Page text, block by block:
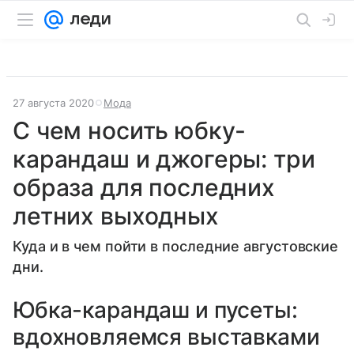
27 августа 2020 Мода
С чем носить юбку-
карандаш и джогеры: три
образа для последних
летних выходных
Куда и в чем пойти в последние августовские
дни.
Юбка-карандаш и пусеты:
вдохновляемся выставками